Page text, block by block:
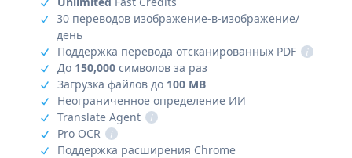
30 переводов изображение-в-изображение/
день
Поддержка перевода отсканированных PDF
i
До 150,000 символов за раз
Загрузка файлов до 100 MB
Неограниченное определение ИИ
Translate Agent
i
Pro OCR
i
Поддержка расширения Chrome